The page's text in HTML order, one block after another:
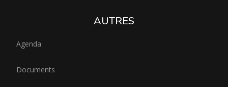
AUTRES
Agenda
Documents